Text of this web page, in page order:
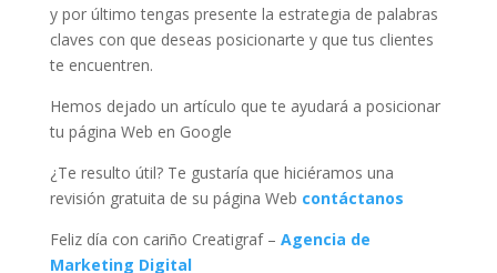
y por último tengas presente la estrategia de palabras
claves con que deseas posicionarte y que tus clientes
te encuentren.
Hemos dejado un artículo que te ayudará a posicionar
tu página Web en Google
¿Te resulto útil? Te gustaría que hiciéramos una
revisión gratuita de su página Web contáctanos
Feliz día con cariño Creatigraf – Agencia de
Marketing Digital